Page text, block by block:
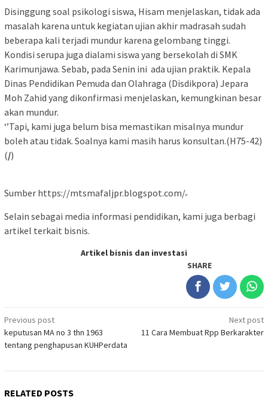
Disinggung soal psikologi siswa, Hisam menjelaskan, tidak ada
masalah karena untuk kegiatan ujian akhir madrasah sudah
beberapa kali terjadi mundur karena gelombang tinggi.
Kondisi serupa juga dialami siswa yang bersekolah di SMK
Karimunjawa. Sebab, pada Senin ini ada ujian praktik. Kepala
Dinas Pendidikan Pemuda dan Olahraga (Disdikpora) Jepara
Moh Zahid yang dikonfirmasi menjelaskan, kemungkinan besar
akan mundur.
‘’Tapi, kami juga belum bisa memastikan misalnya mundur
boleh atau tidak. Soalnya kami masih harus konsultan.(H75-42)
(/)
Sumber https://mtsmafaljpr.blogspot.com/
Selain sebagai media informasi pendidikan, kami juga berbagi
artikel terkait bisnis.
Artikel bisnis dan investasi
SHARE
Post
navigation
Previous post
keputusan MA no 3 thn 1963
tentang penghapusan KUHPerdata
Next post
11 Cara Membuat Rpp Berkarakter
RELATED POSTS